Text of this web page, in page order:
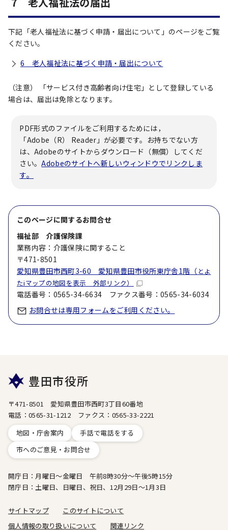
下記「老人福祉法に基づく申請・届出について」のページをご覧
ください。
6 老人福祉法に基づく申請・届出について
（注意） 「サービス付き高齢者向け住宅」として登録している
場合は、届出は免除となります。
PDF形式のファイルをご利用するためには，
「Adobe（R） Reader」が必要です。お持ちでない方
は、Adobeのサイトからダウンロード（無償）してくだ
さい。Adobeのサイトへ新しいウィンドウでリンクしま
す。
このページに関するお問合せ
福祉部 介護保険課
業務内容：介護保険に関すること
〒471-8501
愛知県豊田市西町3-60 愛知県豊田市役所東庁舎1階（ とよ
たiマップの地図を表示 外部リンク）
電話番号：0565-34-6634 ファクス番号：0565-34-6034
お問合せは専用フォームをご利用ください。
豊田市役所
〒471-8501 愛知県豊田市西町3丁目60番地
電話：0565-31-1212 ファクス：0565-33-2221
地図・庁舎案内
手話で電話をする
市へのご意見・お問合せ
開庁日：月曜日～金曜日 午前8時30分～午後5時15分
閉庁日：土曜日、日曜日、祝日、12月29日～1月3日
サイトマップ
このサイトについて
個人情報の取り扱いについて
関連リンク